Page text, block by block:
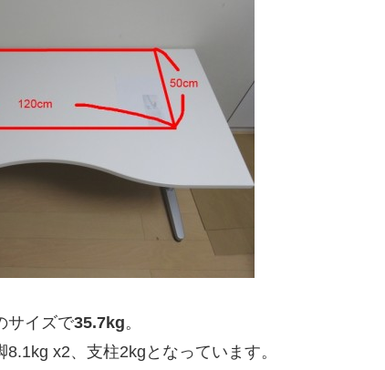
サイズで35.7kg。
x2、支柱2kgとなっています。